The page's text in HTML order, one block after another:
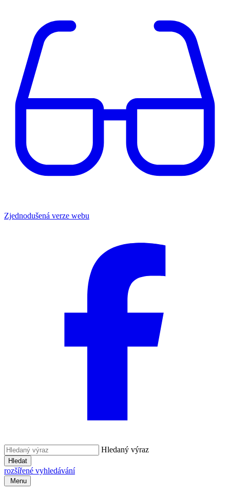
Zjednodušená verze webu
Hledaný výraz
Hledat
rozšířené vyhledávání
Menu